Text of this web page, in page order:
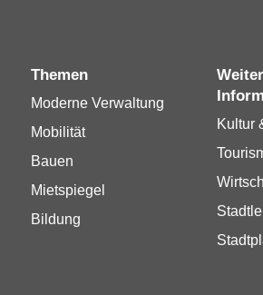
Themen
Moderne Verwaltung
Mobilität
Bauen
Mietspiegel
Bildung
Kultur